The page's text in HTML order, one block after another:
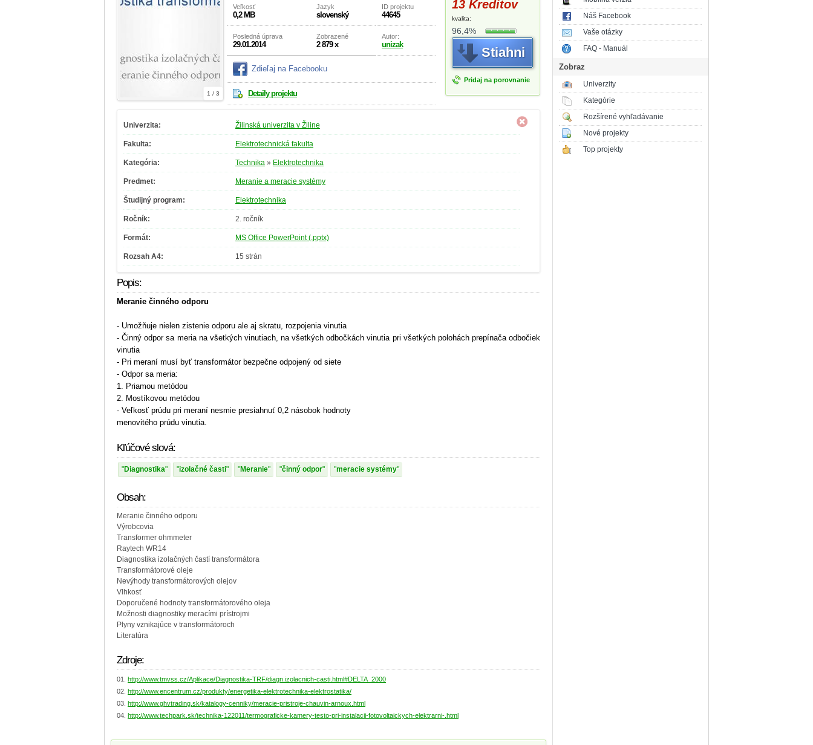
1 / 3
Veľkosť
0,2 MB
Jazyk
slovenský
ID projektu
44645
Posledná úprava
29.01.2014
Zobrazené
2 879 x
Autor:
unizak
Zdieľaj na Facebooku
Detaily projektu
13 Kreditov
kvalita:
96,4%
Stiahni
Pridaj na porovnanie
Univerzita: Žilinská univerzita v Žiline
Fakulta: Elektrotechnická fakulta
Kategória: Technika » Elektrotechnika
Predmet: Meranie a meracie systémy
Študijný program: Elektrotechnika
Ročník: 2. ročník
Formát: MS Office PowerPoint (.pptx)
Rozsah A4: 15 strán
Popis:
Meranie činného odporu
- Umožňuje nielen zistenie odporu ale aj skratu, rozpojenia vinutia
- Činný odpor sa meria na všetkých vinutiach, na všetkých odbočkách vinutia pri všetkých polohách prepínača odbočiek
vinutia
- Pri meraní musí byť transformátor bezpečne odpojený od siete
- Odpor sa meria:
1. Priamou metódou
2. Mostíkovou metódou
- Veľkosť prúdu pri meraní nesmie presiahnuť 0,2 násobok hodnoty
menovitého prúdu vinutia.
Kľúčové slová:
Diagnostika izolačné časti Meranie činný odpor meracie systémy
Obsah:
Meranie činného odporu
Výrobcovia
Transformer ohmmeter
Raytech WR14
Diagnostika izolačných častí transformátora
Transformátorové oleje
Nevýhody transformátorových olejov
Vlhkosť
Doporučené hodnoty transformátorového oleja
Možnosti diagnostiky meracími prístrojmi
Plyny vznikajúce v transformátoroch
Literatúra
Zdroje:
http://www.tmvss.cz/Aplikace/Diagnostika-TRF/diagn.izolacnich-casti.html#DELTA_2000
http://www.encentrum.cz/produkty/energetika-elektrotechnika-elektrostatika/
http://www.ghvtrading.sk/katalogy-cenniky/meracie-pristroje-chauvin-arnoux.html
http://www.techpark.sk/technika-122011/termograficke-kamery-testo-pri-instalacii-fotovoltaickych-elektrarni-.html
Náš Facebook
Vaše otázky
FAQ - Manuál
Zobraz
Univerzity
Kategórie
Rozšírené vyhľadávanie
Nové projekty
Top projekty